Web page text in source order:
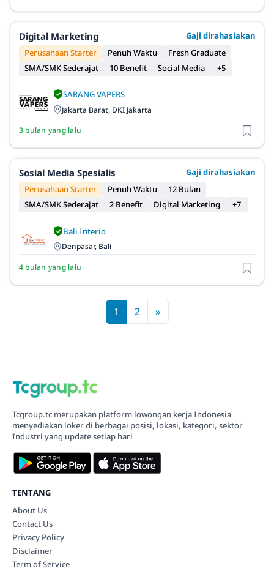
Digital Marketing
Gaji dirahasiakan
Perusahaan Starter
Penuh Waktu
Fresh Graduate
SMA/SMK Sederajat
10 Benefit Social Media +5
SARANG VAPERS
Jakarta Barat, DKI Jakarta
3 bulan yang lalu
Sosial Media Spesialis
Gaji dirahasiakan
Perusahaan Starter
Penuh Waktu
12 Bulan
SMA/SMK Sederajat
2 Benefit Digital Marketing +7
Bali Interio
Denpasar, Bali
4 bulan yang lalu
1 2 »
Tcgroup.tc merupakan platform lowongan kerja Indonesia
menyediakan loker di berbagai posisi, lokasi, kategori, sektor
Industri yang update setiap hari
TENTANG
About Us
Contact Us
Privacy Policy
Disclaimer
Term of Service